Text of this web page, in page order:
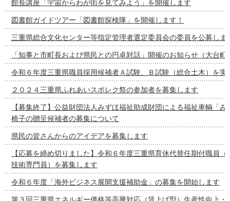
館長講座「宇宙からわが街を見てみよう」を開催します
図書館ガイドツアー「図書館探検隊」を開催します！
三重県総合文化センター等指定管理者選定委員会の委員を公募しま
「知事と市町長および県民との円卓対話」開催のお知らせ（大台町
令和６年度三重県職員採用候補者Ａ試験、Ｂ試験（総合土木）を実
２０２４三重県ふれあいスポレク祭の参加者を募集します
【募集終了】公益財団法人みずほ福祉助成財団による福祉車輌「
椅子の贈呈候補者の募集について
県民の皆さんからのアイデアを募集します
【応募を締め切りました】令和６年度三重県育休代替任期付職員
技術専門員）を募集します
令和６年度「海外ビジネス展開支援補助金」の募集を開始します
第３回三重県エネルギー価格等高騰対応（賃上げ型）生産性向上・